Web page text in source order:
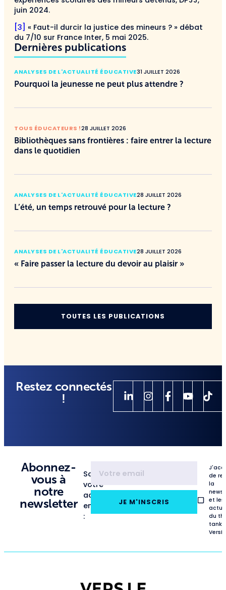
juin 2024.
[3] « Faut-il durcir la justice des mineurs ? » débat
du 7/10 sur France Inter, 5 mai 2025.
Dernières publications
ANALYSES DE L'ACTUALITÉ ÉDUCATIVE31 JUILLET 2026
Pourquoi la jeunesse ne peut plus attendre ?
TOUS ÉDUCATEURS !28 JUILLET 2026
Bibliothèques sans frontières : faire entrer la lecture
dans le quotidien
ANALYSES DE L'ACTUALITÉ ÉDUCATIVE28 JUILLET 2026
L’été, un temps retrouvé pour la lecture ?
ANALYSES DE L'ACTUALITÉ ÉDUCATIVE28 JUILLET 2026
« Faire passer la lecture du devoir au plaisir »
TOUTES LES PUBLICATIONS
Restez connectés
!
Abonnez-
vous à
notre
newsletter
Saisissez
votre
adresse
email
:
JE M'INSCRIS
de
la
et les
du
tank